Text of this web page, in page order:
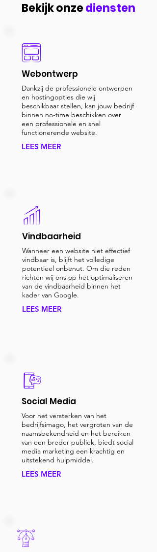
Bekijk onzediensten
Webontwerp
Dankzij de professionele ontwerpen
en hostingopties die wij
beschikbaar stellen, kan jouw bedrijf
binnen no-time beschikken over
een professionele en snel
functionerende website.
LEES MEER
Vindbaarheid
Wanneer een website niet effectief
vindbaar is, blijft het volledige
potentieel onbenut. Om die reden
richten wij ons op het optimaliseren
van de vindbaarheid binnen het
kader van Google.
LEES MEER
Social Media
Voor het versterken van het
bedrijfsimago, het vergroten van de
naamsbekendheid en het bereiken
van een breder publiek, biedt social
media marketing een krachtig en
uitstekend hulpmiddel.
LEES MEER